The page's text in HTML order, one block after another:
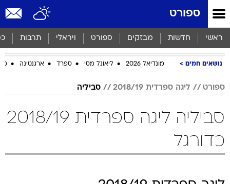
ספורט
ראשי חדשות מבזקים ספורט ויראלי תרבות
נושאים חמים מונדיאל 2026 ליאונל מסי ספרד ארגנטינה
ספורט ליגה ספרדית 2018/19 סביליה
סביליה ליגה ספרדית 2018/19
כדורגל